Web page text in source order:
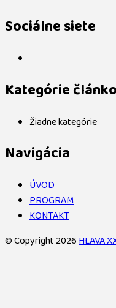
Sociálne siete
Kategórie
Žiadne kategórie
Navigácia
ÚVOD
PROGRAM
KONTAKT
© Copyright 2026HLAVA